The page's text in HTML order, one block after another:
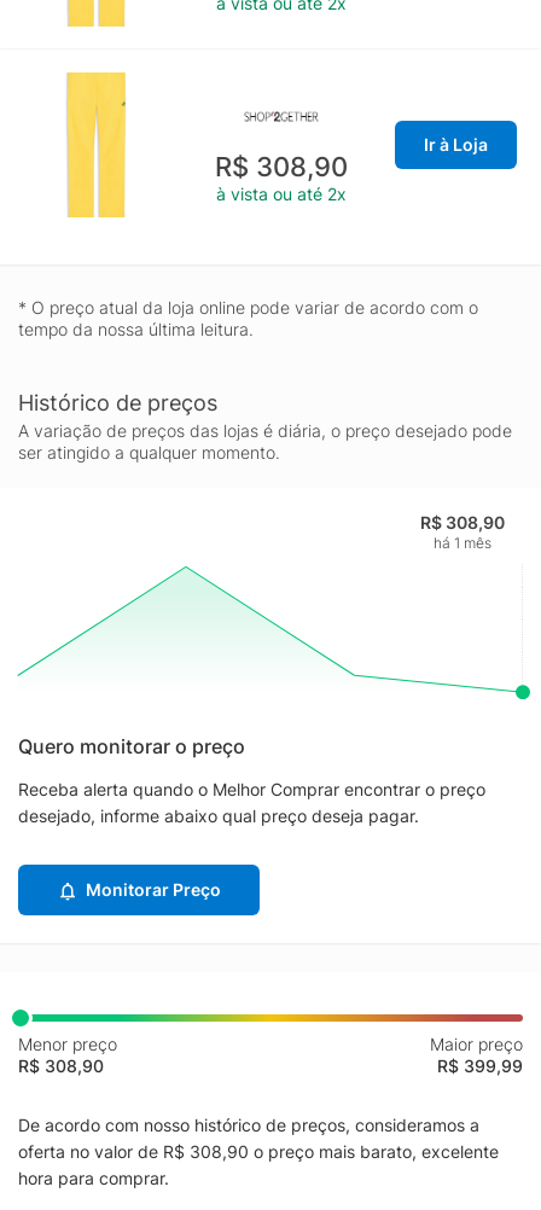
R$ 308,90
à vista ou até 2x
Ir à Loja
* O preço atual da loja online pode variar de acordo com o
tempo da nossa última leitura.
Histórico de preços
A variação de preços das lojas é diária, o preço desejado pode
ser atingido a qualquer momento.
R$ 308,90
há 1 mês
Quero monitorar o preço
Receba alerta quando o Melhor Comprar encontrar o preço
desejado, informe abaixo qual preço deseja pagar.
Monitorar Preço
Menor preço
R$ 308,90
Maior preço
R$ 399,99
De acordo com nosso histórico de preços, consideramos a
oferta no valor de R$ 308,90 o preço mais barato, excelente
hora para comprar.